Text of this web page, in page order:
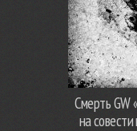
Смерть GW
на